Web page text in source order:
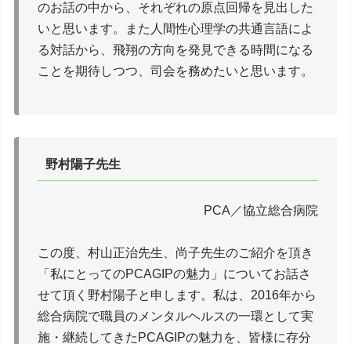
のお話の中から、それぞれの原点回帰を見出した
いと思います。また人間性心理学の共通言語によ
る対話から、飛翔の方向を発見できる時間になる
ことを期待しつつ、司会を務めたいと思います。
野村陽子先生
PCA／協立総合病院
この度、村山正治先生、尚子先生のご紹介を頂き
「私にとってのPCAGIPの魅力」についてお話さ
せて頂く野村陽子と申します。私は、2016年から
総合病院で職員のメンタルヘルスの一環として実
施・継続してきたPCAGIPの魅力を、皆様に存分